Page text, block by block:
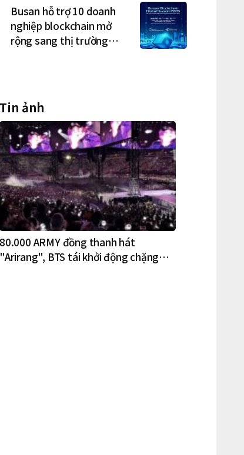
Busan hỗ trợ 10 doanh
nghiệp blockchain mở
rộng sang thị trường
Tin ảnh
80.000 ARMY đồng thanh hát
"Arirang", BTS tái khởi động chặng